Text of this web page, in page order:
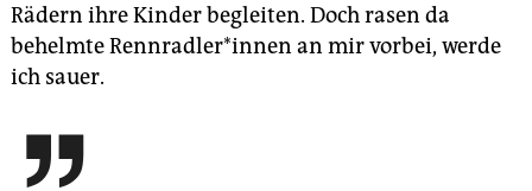
Rädern ihre Kinder begleiten. Doch rasen da
behelmte Rennradler*innen an mir vorbei, werde
ich sauer.
